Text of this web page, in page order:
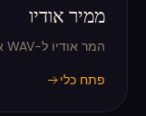
ממיר אודיו
המר אודיו ל-WAV אונליין, בחינם — ללא העלאה.
פתח כלי